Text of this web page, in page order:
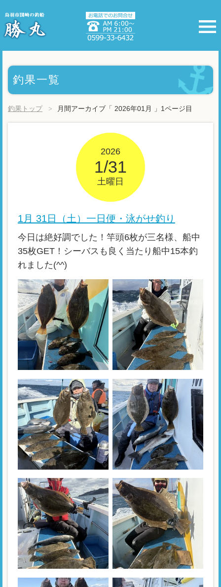
釣果一覧
釣果トップ 月間アーカイブ「 2026年01月 」1ページ目
2026
1/31
土曜日
1月 31日（土）一日便・泳がせ釣り
今日は絶好調でした！竿頭6枚が三名様、船中
35枚GET！シーバスも良く当たり船中15本釣
れました(^^)